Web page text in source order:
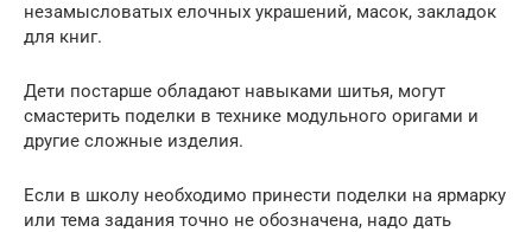
незамысловатых елочных украшений, масок, закладок
для книг.
Дети постарше обладают навыками шитья, могут
смастерить поделки в технике модульного оригами и
другие сложные изделия.
Если в школу необходимо принести поделки на ярмарку
или тема задания точно не обозначена, надо дать